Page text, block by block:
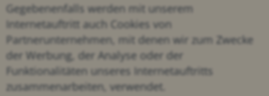
Gegebenenfalls werden mit unserem
Internetauftritt auch Cookies von
Partnerunternehmen, mit denen wir zum Zwecke
der Werbung, der Analyse oder der
Funktionalitäten unseres Internetauftritts
zusammenarbeiten, verwendet.